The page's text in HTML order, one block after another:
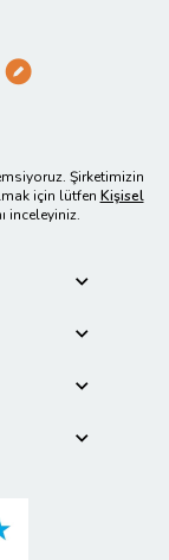
Şirketimizin
için lütfen Kişisel
inceleyiniz.